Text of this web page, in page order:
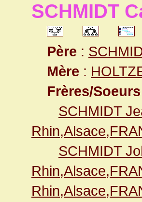
SCHMIDT
Père :
Mère :
Frères/Soeurs
SCHMIDT
SCHMIDT